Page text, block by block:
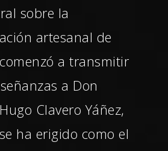
sobre la
artesanal de
a transmitir
a Don
Clavero Yáñez,
ha erigido como el